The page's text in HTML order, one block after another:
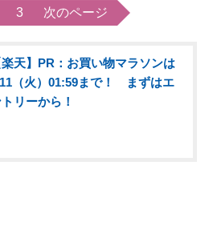
3 次のページ
楽天】PR：お買い物マラソンは
（火）01:59まで！ まずはエ
リーから！